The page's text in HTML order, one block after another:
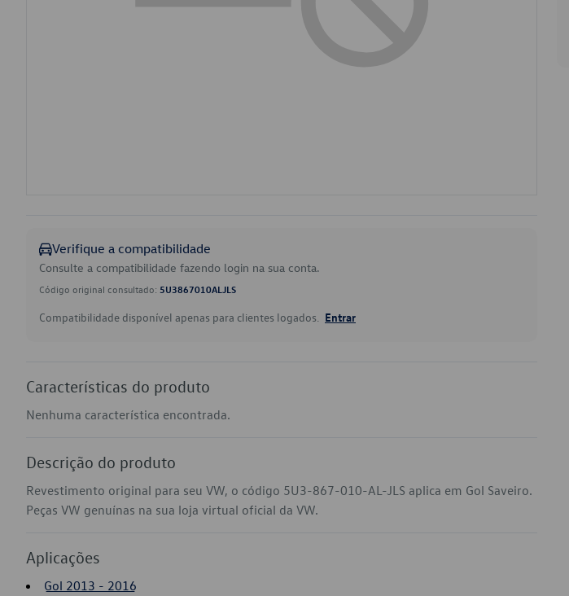
Verifique a compatibilidade
Consulte a compatibilidade fazendo login na sua conta.
Código original consultado: 5U3867010ALJLS
Compatibilidade disponível apenas para clientes logados. Entrar
Características do produto
Nenhuma característica encontrada.
Descrição do produto
Revestimento original para seu VW, o código 5U3-867-010-AL-JLS aplica em Gol Saveiro.
Peças VW genuínas na sua loja virtual oficial da VW.
Aplicações
Gol 2013 - 2016